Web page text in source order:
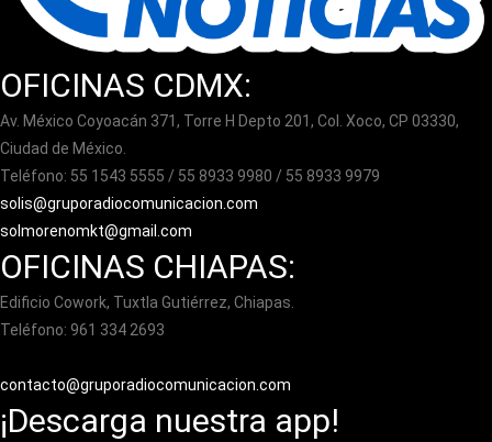
OFICINAS CDMX:
Av. México Coyoacán 371, Torre H Depto 201, Col. Xoco, CP 03330,
Ciudad de México.
Teléfono: 55 1543 5555 / 55 8933 9980 / 55 8933 9979
solis@gruporadiocomunicacion.com
solmorenomkt@gmail.com
OFICINAS CHIAPAS:
Edificio Cowork, Tuxtla Gutiérrez, Chiapas.
Teléfono: 961 334 2693
contacto@gruporadiocomunicacion.com
¡Descarga nuestra app!